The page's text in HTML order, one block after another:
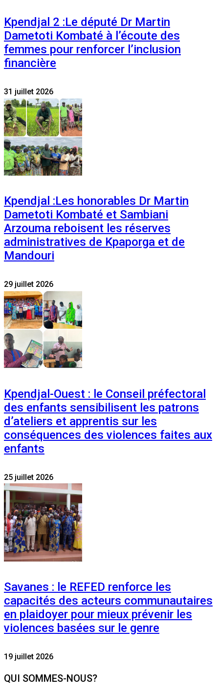
Kpendjal 2 :Le député Dr Martin
Dametoti Kombaté à l’écoute des
femmes pour renforcer l’inclusion
financière
31 juillet 2026
Kpendjal :Les honorables Dr Martin
Dametoti Kombaté et Sambiani
Arzouma reboisent les réserves
administratives de Kpaporga et de
Mandouri
29 juillet 2026
Kpendjal-Ouest : le Conseil préfectoral
des enfants sensibilisent les patrons
d’ateliers et apprentis sur les
conséquences des violences faites aux
enfants
25 juillet 2026
Savanes : le REFED renforce les
capacités des acteurs communautaires
en plaidoyer pour mieux prévenir les
violences basées sur le genre
19 juillet 2026
QUI SOMMES-NOUS?